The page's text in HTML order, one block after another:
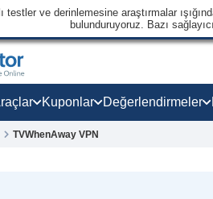
testler ve derinlemesine araştırmalar
bulunduruyoruz. Bazı
Kuponlar Değerlendirmeler
TVWhenAway VPN